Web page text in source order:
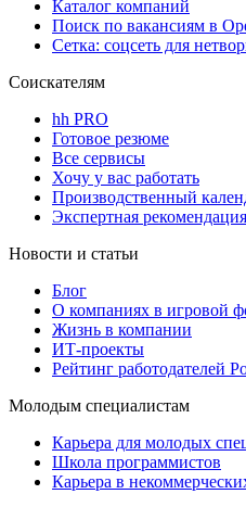
Каталог компаний
Поиск по вакансиям в
Сетка: соцсеть для
Соискателям
hh PRO
Готовое резюме
Все сервисы
Хочу у вас работать
Производственный
Экспертная рекомендация
Новости и статьи
Блог
О компаниях в игровой
Жизнь в компании
ИТ-проекты
Рейтинг работодателей
Молодым специалистам
Карьера для молодых
Школа программистов
Карьера в